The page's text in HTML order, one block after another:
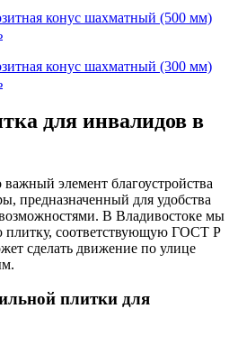
конус шахматный (500 мм)
конус шахматный (300 мм)
для инвалидов в
элемент благоустройства
предназначенный для удобства
В Владивостоке мы
плитку, соответствующую ГОСТ Р
сделать движение по улице
плитки для